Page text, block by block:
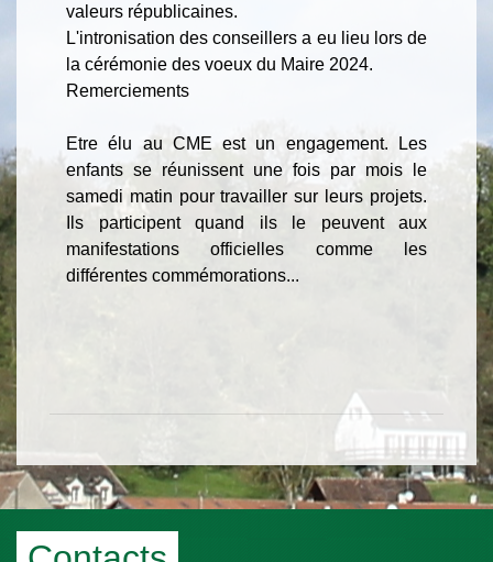
valeurs républicaines.
L'intronisation des conseillers a eu lieu lors de
la cérémonie des voeux du Maire 2024.
Remerciements
Etre élu au CME est un engagement. Les
enfants se réunissent une fois par mois le
samedi matin pour travailler sur leurs projets.
Ils participent quand ils le peuvent aux
manifestations officielles comme les
différentes commémorations...